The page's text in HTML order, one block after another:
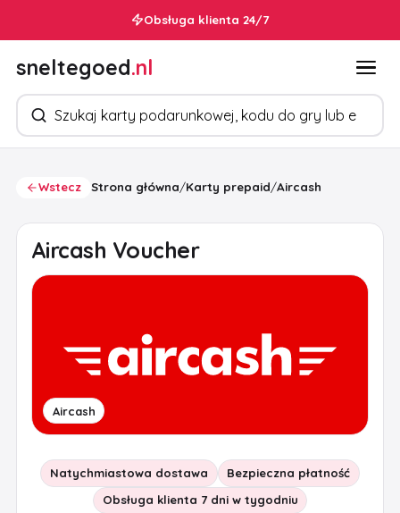
Obsługa klienta 24/7
sneltegoed.nl
Szukaj produktów
Wstecz Strona główna/Karty prepaid/Aircash
Aircash Voucher
Aircash
Natychmiastowa dostawa
Bezpieczna płatność
Obsługa klienta 7 dni w tygodniu